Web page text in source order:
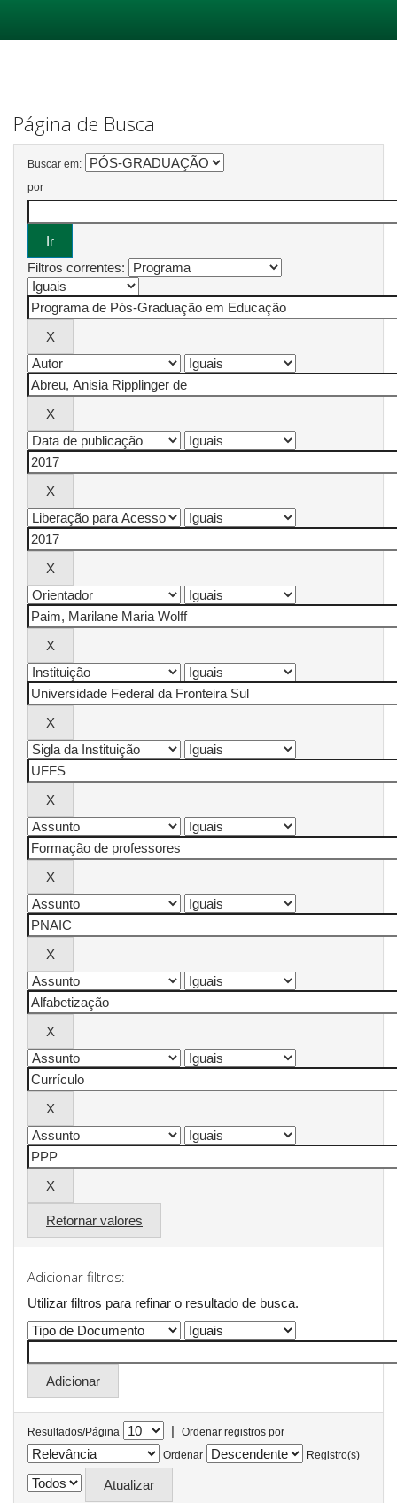
Página de Busca
Buscar em:
por
Filtros correntes:
Retornar valores
Adicionar filtros:
Utilizar filtros para refinar o resultado de busca.
Resultados/Página |
Ordenar registros por
Ordenar
Registro(s)